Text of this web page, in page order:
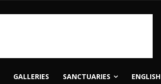
GALLERIES SANCTUARIES ENGLISH